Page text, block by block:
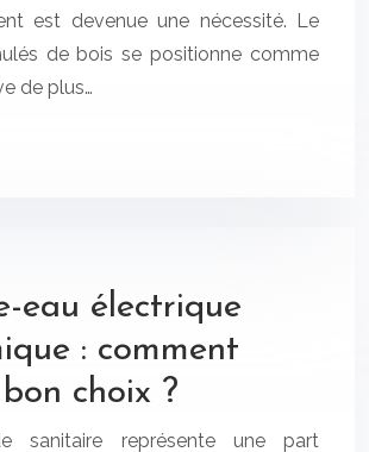
est devenue une nécessité. Le
de bois se positionne comme
de plus…
eau électrique
: comment
choix ?
sanitaire représente une part